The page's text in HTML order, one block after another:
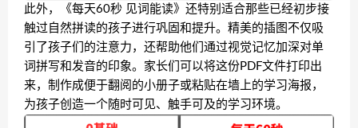
此外，《每天60秒 见词能读》还特别适合那些已经初步接
触过自然拼读的孩子进行巩固和提升。精美的插图不仅吸
引了孩子们的注意力，还帮助他们通过视觉记忆加深对单
词拼写和发音的印象。家长们可以将这份PDF文件打印出
来，制作成便于翻阅的小册子或粘贴在墙上的学习海报，
为孩子创造一个随时可见、触手可及的学习环境。